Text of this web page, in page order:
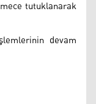
tutuklanarak
devam